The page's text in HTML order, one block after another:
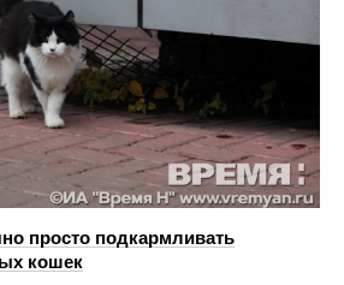
просто подкармливать
кошек